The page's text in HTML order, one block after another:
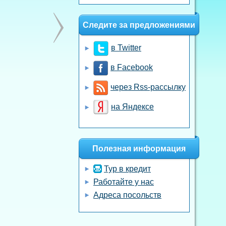
Следите за предложениями
в Twitter
в Facebook
через Rss-рассылку
на Яндексе
Полезная информация
Тур в кредит
Работайте у нас
Адреса посольств